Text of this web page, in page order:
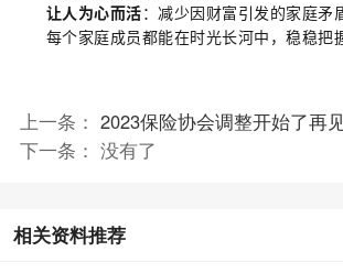
让人为心而活：减少因财富引发的家庭矛
每个家庭成员都能在时光长河中，稳稳把
上一条： 2023保险协会调整开始了再
下一条： 没有了
相关资料推荐